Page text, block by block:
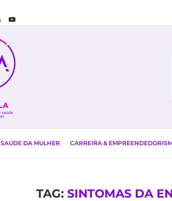
SAÚDE DA MULHER CARREIRA &
TAG:SINTOMAS DA